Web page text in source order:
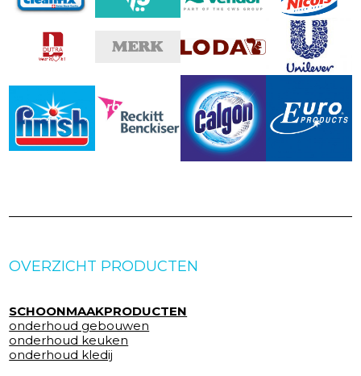
OVERZICHT PRODUCTEN
SCHOONMAAKPRODUCTEN
onderhoud gebouwen
onderhoud keuken
onderhoud kledij